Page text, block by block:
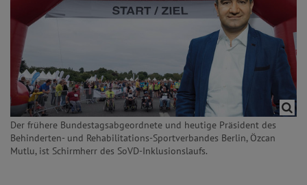
Der frühere Bundestagsabgeordnete und heutige Präsident des
Behinderten- und Rehabilitations-Sportverbandes Berlin, Özcan
Mutlu, ist Schirmherr des SoVD-Inklusionslaufs.